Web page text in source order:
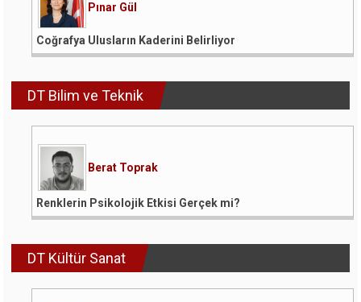
Pınar Gül
Coğrafya Ulusların Kaderini Belirliyor
DT Bilim ve Teknik
Berat Toprak
Renklerin Psikolojik Etkisi Gerçek mi?
DT Kültür Sanat